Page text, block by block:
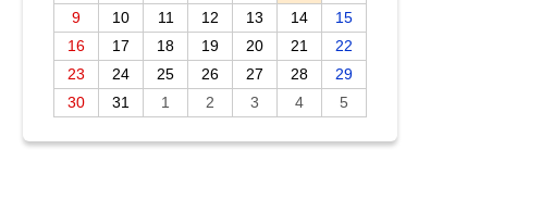
9
10 11 12 13 14
15
16
17 18 19 20 21
22
23
24 25 26 27 28
29
30
31 1 2 3 4 5